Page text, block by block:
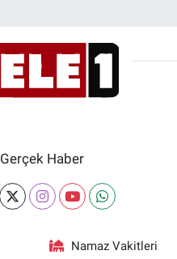
Gerçek Haber
Namaz Vakitleri